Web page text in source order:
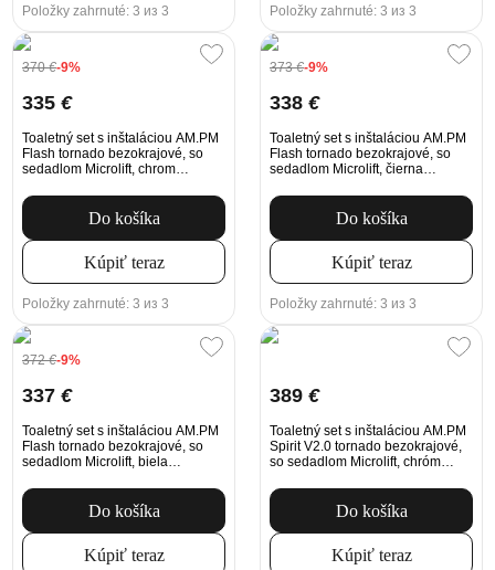
Položky zahrnuté: 3 из 3 Položky zahrnuté: 3 из 3
370€-9%
335 €
Toaletný set s inštaláciou AM.PM
Flash tornado bezokrajové, so
sedadlom Microlift, chrom
splachovanie
Do košíka
Kúpiť teraz
Položky zahrnuté: 3 из 3
373€-9%
338 €
Toaletný set s inštaláciou AM.PM
Flash tornado bezokrajové, so
sedadlom Microlift, čierna
splachovanie
Do košíka
Kúpiť teraz
Položky zahrnuté: 3 из 3
372€-9%
337 €
Toaletný set s inštaláciou AM.PM
Flash tornado bezokrajové, so
sedadlom Microlift, biela
splachovanie
Do košíka
Kúpiť teraz
389 €
Toaletný set s inštaláciou AM.PM
Spirit V2.0 tornado bezokrajové,
so sedadlom Microlift, chróm
splachovanie
Do košíka
Kúpiť teraz